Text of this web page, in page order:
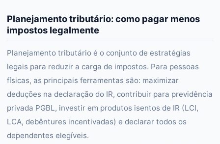
Planejamento tributário: como pagar menos
impostos legalmente
Planejamento tributário é o conjunto de estratégias
legais para reduzir a carga de impostos. Para pessoas
físicas, as principais ferramentas são: maximizar
deduções na declaração do IR, contribuir para previdência
privada PGBL, investir em produtos isentos de IR (LCI,
LCA, debêntures incentivadas) e declarar todos os
dependentes elegíveis.